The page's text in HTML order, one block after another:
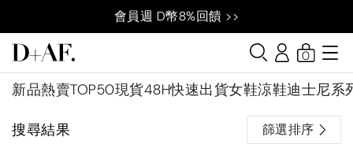
會員週 D幣8%回饋 >>
新品熱賣TOP50現貨48H快速出貨女鞋涼鞋迪士尼系
0
搜尋結果 篩選排序